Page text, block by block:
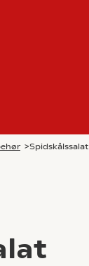
>Spidskålssalat